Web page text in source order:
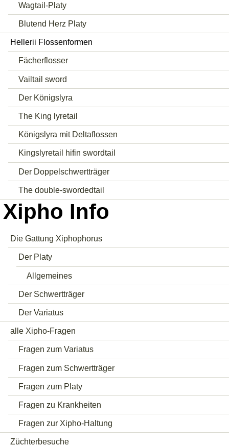
Wagtail-Platy
Blutend Herz Platy
Hellerii Flossenformen
Fächerflosser
Vailtail sword
Der Königslyra
The King lyretail
Königslyra mit Deltaflossen
Kingslyretail hifin swordtail
Der Doppelschwertträger
The double-swordedtail
Xipho Info
Die Gattung Xiphophorus
Der Platy
Allgemeines
Der Schwertträger
Der Variatus
alle Xipho-Fragen
Fragen zum Variatus
Fragen zum Schwertträger
Fragen zum Platy
Fragen zu Krankheiten
Fragen zur Xipho-Haltung
Züchterbesuche